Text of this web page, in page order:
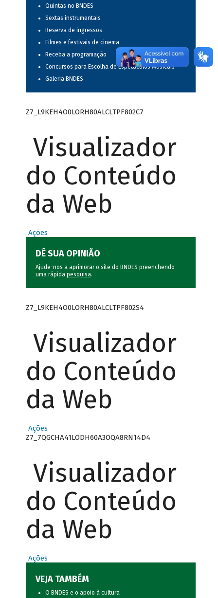
Quintas no BNDES
Sextas instrumentais
Reserva de ingressos
Filmes e festivais de cinema
Receba a programação
Concursos para Escolha de Espetáculos Musicais
Galeria BNDES
Z7_L9KEH4O0LORH80ALCLTPF802C7
Visualizador
do Conteúdo
da Web
Ações
DÊ SUA OPINIÃO
Ajude-nos a aprimorar o site do BNDES preenchendo
uma rápida pesquisa.
Z7_L9KEH4O0LORH80ALCLTPF802S4
Visualizador
do Conteúdo
da Web
Ações
Z7_7QGCHA41LODH60A3OQA8RN14D4
Visualizador
do Conteúdo
da Web
Ações
VEJA TAMBÉM
O BNDES e o apoio à cultura